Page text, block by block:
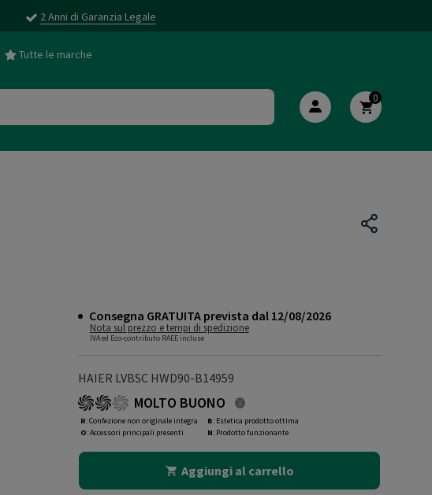
2 Anni di Garanzia Legale
Tutte le marche
0
Consegna GRATUITA prevista dal 12/08/2026
Nota sul prezzo e tempi di spedizione
IVA ed Eco-contributo RAEE incluse
HAIER LVBSC HWD90-B14959
MOLTO BUONO
R: Confezione non originale integra
O: Accessori principali presenti
B: Estetica prodotto ottima
N: Prodotto funzionante
Aggiungi al carrello